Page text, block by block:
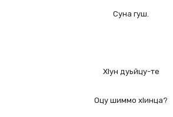
Суна гуш.
ХIун дуьйцу-те
Оцу шиммо хIинца?